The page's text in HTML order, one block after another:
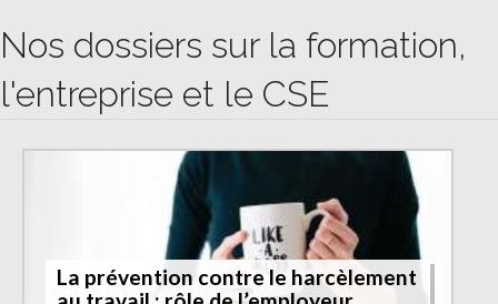
Nos dossiers sur la formation,
l'entreprise et le CSE
La prévention contre le harcèlement